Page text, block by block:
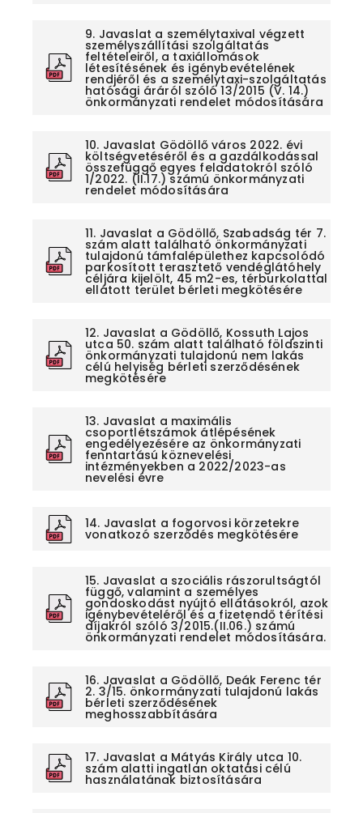
9. Javaslat a személytaxival végzett
személyszállítási szolgáltatás
feltételeiről, a taxiállomások
létesítésének és igénybevételének
rendjéről és a személytaxi-szolgáltatás
hatósági áráról szóló 13/2015 (V. 14.)
önkormányzati rendelet módosítására
10. Javaslat Gödöllő város 2022. évi
költségvetéséről és a gazdálkodással
összefüggő egyes feladatokról szóló
1/2022. (II.17.) számú önkormányzati
rendelet módosítására
11. Javaslat a Gödöllő, Szabadság tér 7.
szám alatt található önkormányzati
tulajdonú támfalépülethez kapcsolódó
parkosított terasztető vendéglátóhely
céljára kijelölt, 45 m2-es, térburkolattal
ellátott terület bérleti megkötésére
12. Javaslat a Gödöllő, Kossuth Lajos
utca 50. szám alatt található földszinti
önkormányzati tulajdonú nem lakás
célú helyiség bérleti szerződésének
megkötésére
13. Javaslat a maximális
csoportlétszámok átlépésének
engedélyezésére az önkormányzati
fenntartású köznevelési
intézményekben a 2022/2023-as
nevelési évre
14. Javaslat a fogorvosi körzetekre
vonatkozó szerződés megkötésére
15. Javaslat a szociális rászorultságtól
függő, valamint a személyes
gondoskodást nyújtó ellátásokról, azok
igénybevételéről és a fizetendő térítési
díjakról szóló 3/2015.(II.06.) számú
önkormányzati rendelet módosítására.
16. Javaslat a Gödöllő, Deák Ferenc tér
2. 3/15. önkormányzati tulajdonú lakás
bérleti szerződésének
meghosszabbítására
17. Javaslat a Mátyás Király utca 10.
szám alatti ingatlan oktatási célú
használatának biztosítására